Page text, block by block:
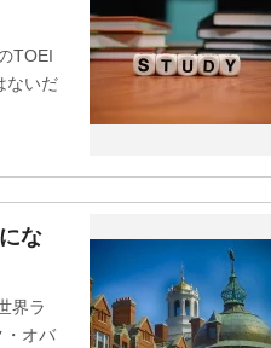
TOEI
ないだ
な
界ラ
・オバ